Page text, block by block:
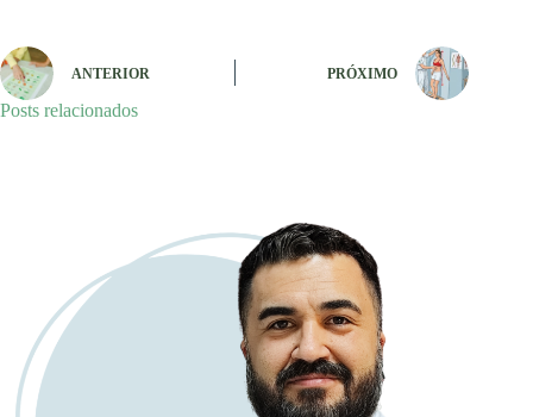
ANTERIOR PRÓXIMO
Posts relacionados